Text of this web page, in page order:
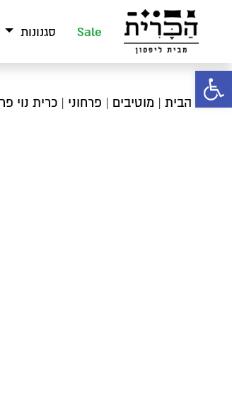
פתח סרגל נגישות
Sale סגנונות
עמוד הבית | מוטיבים | פרחוני | כרית נוי